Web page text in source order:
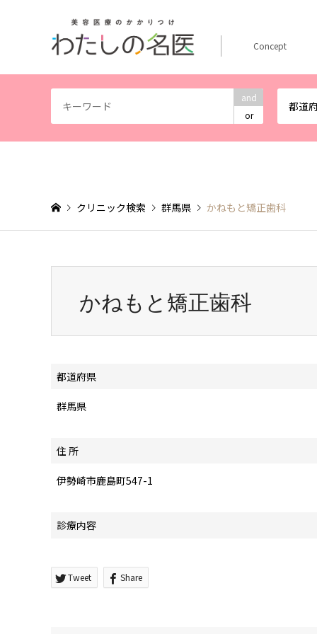
and
or
都道
Concept
クリニック検索 群馬県 かねもと矯正歯科
かねもと矯正歯科
都道府県
群馬県
住 所
伊勢崎市鹿島町547-1
診療内容
Tweet Share